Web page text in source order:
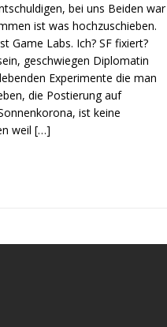
bei uns Beiden war
ist was hochzuschieben.
Game Labs. Ich? SF fixiert?
geschwiegen Diplomatin
Experimente die man
die Postierung auf
ist keine
weil[…]